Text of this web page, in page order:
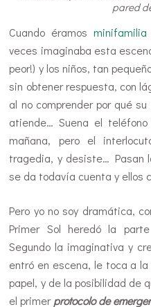
pared
Cuando éramosminifamilia
veces imaginaba esta
peor!) y los niños, tan
sin obtener respuesta, con
al no comprender por qué
atiende… Suena el
mañana, pero el
tragedia, y desiste… Pasan
se da todavía cuenta y ellos
Pero yo no soy dramática,
Primer Sol heredó la
Segundo la imaginativa y
entró en escena, le toca a
papel, y de la posibilidad de
el primerprotocolo de